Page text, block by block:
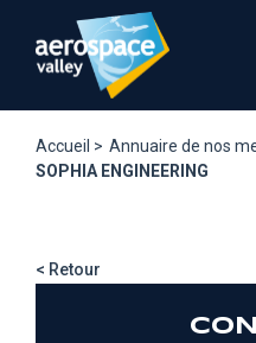
contenu
Accueil > Annuaire de nos
SOPHIA ENGINEERING
< Retour